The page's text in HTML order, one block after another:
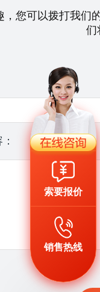
您可以拨打我们
们
索要报价
销售热线